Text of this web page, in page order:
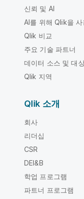
신뢰 및 AI
AI를 위해 Qlik을
Qlik 비교
주요 기술 파트너
데이터 소스 및 대
Qlik 지역
Qlik 소개
회사
리더십
CSR
DEI&B
학업 프로그램
파트너 프로그램